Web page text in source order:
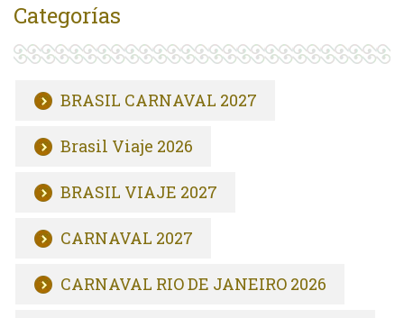
Categorías
BRASIL CARNAVAL 2027
Brasil Viaje 2026
BRASIL VIAJE 2027
CARNAVAL 2027
CARNAVAL RIO DE JANEIRO 2026